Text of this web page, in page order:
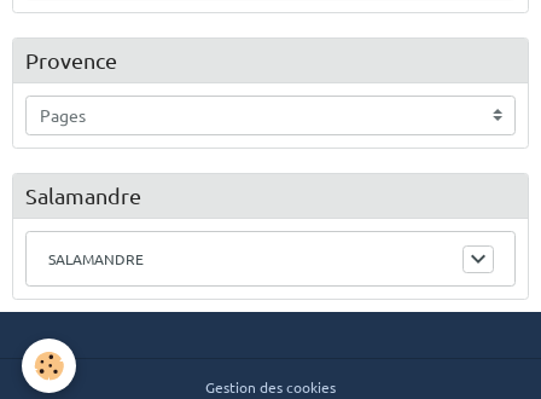
Provence
Salamandre
SALAMANDRE
Gestion des cookies